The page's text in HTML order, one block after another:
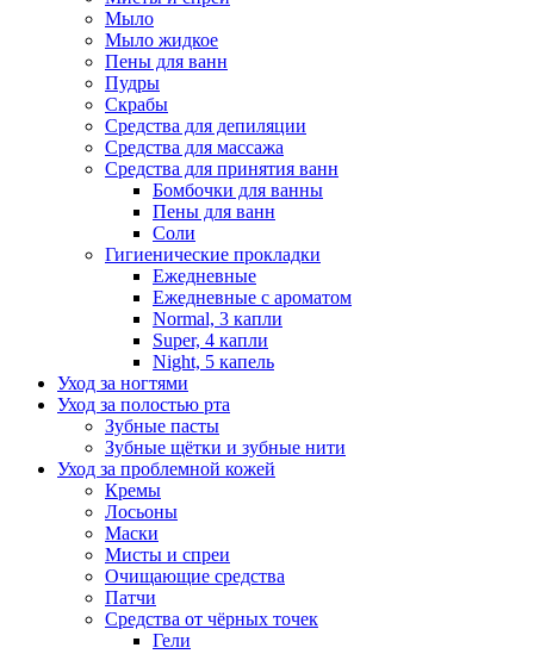
Мыло
Мыло жидкое
Пены для ванн
Пудры
Скрабы
Средства для депиляции
Средства для массажа
Средства для принятия ванн
Бомбочки для ванны
Пены для ванн
Соли
Гигиенические прокладки
Ежедневные
Ежедневные с ароматом
Normal, 3 капли
Super, 4 капли
Night, 5 капель
Уход за ногтями
Уход за полостью рта
Зубные пасты
Зубные щётки и зубные нити
Уход за проблемной кожей
Кремы
Лосьоны
Маски
Мисты и спреи
Очищающие средства
Патчи
Средства от чёрных точек
Гели